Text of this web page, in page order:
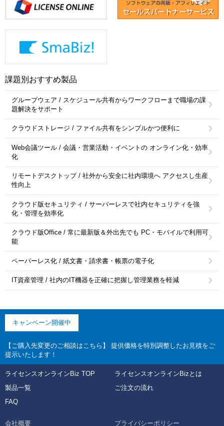
課題別おすすめ製品
グループウェア / スケジュール共有からワークフローまで職場の課
題解決をサポート
クラウドストレージ / ファイル共有をシンプルかつ便利に
Web会議ツール / 会議・営業活動・イベントの オンライン化・効率
化
リモートデスクトップ / 社外から安全に社内環境へ アクセスし生産
性向上
クラウド版セキュリティ / サーバーレスで社内セキュリティを強
化・管理を効率化
クラウド版Office / 常に最新版＆外出先でも PC・モバイルで利用可
能
ペーパーレス化 / 紙文書・請求書・帳票の電子化
IT資産管理 / 社内のIT機器を正確に把握し管理業務を軽減
キャンペーン開催中
【ご購入先変更のご相談はこちら】 提供価格を特別調整したお見積をご
提示いたします！
ライセンスオンラインBiz TOP
ライセンスオンラインBizとは
製品一覧
ご注文の流れ
FAQ
会社概要 プライバシーポリシー